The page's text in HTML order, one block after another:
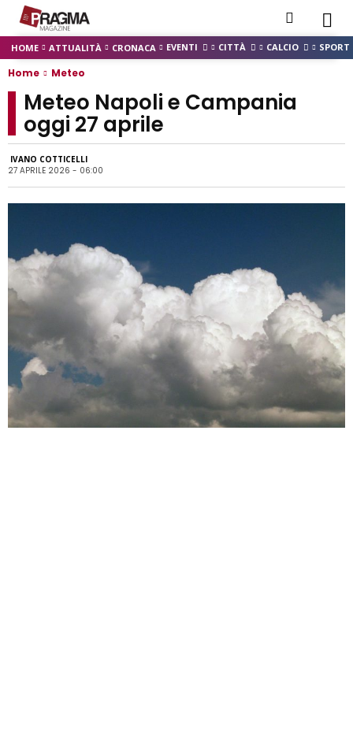
HOME ATTUALITÀ CRONACA EVENTI CITTÀ CALCIO SPORT
Home Meteo
Meteo Napoli e Campania
oggi 27 aprile
IVANO COTTICELLI
27 APRILE 2026 - 06:00